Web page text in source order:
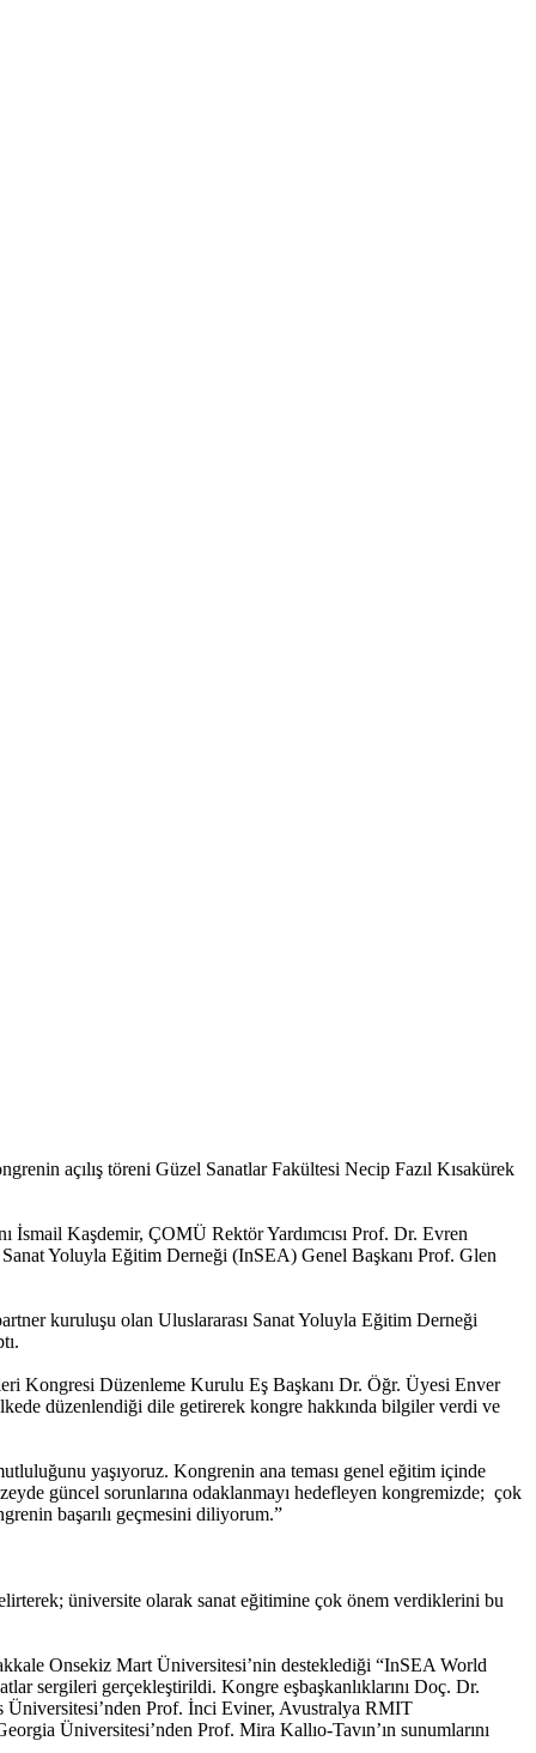
açılış töreni Güzel Sanatlar Fakültesi Necip Fazıl Kısakürek
Kaşdemir, ÇOMÜ Rektör Yardımcısı Prof. Dr. Evren
Yoluyla Eğitim Derneği (InSEA) Genel Başkanı Prof. Glen
kuruluşu olan Uluslararası Sanat Yoluyla Eğitim Derneği
Kongresi Düzenleme Kurulu Eş Başkanı Dr. Öğr. Üyesi Enver
düzenlendiği dile getirerek kongre hakkında bilgiler verdi ve
yaşıyoruz. Kongrenin ana teması genel eğitim içinde
güncel sorunlarına odaklanmayı hedefleyen kongremizde; çok
başarılı geçmesini diliyorum.”
üniversite olarak sanat eğitimine çok önem verdiklerini bu
Onsekiz Mart Üniversitesi’nin desteklediği “InSEA World
sergileri gerçekleştirildi. Kongre eşbaşkanlıklarını Doç. Dr.
Üniversitesi’nden Prof. İnci Eviner, Avustralya RMIT
Üniversitesi’nden Prof. Mira Kallıo-Tavın’ın sunumlarını